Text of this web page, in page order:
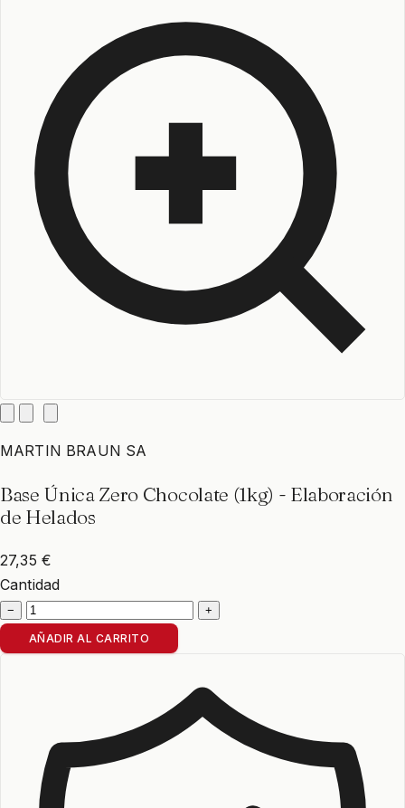
MARTIN BRAUN SA
Base Única Zero Chocolate (1kg) - Elaboración
de Helados
27,35 €
Cantidad
− +
AÑADIR AL CARRITO